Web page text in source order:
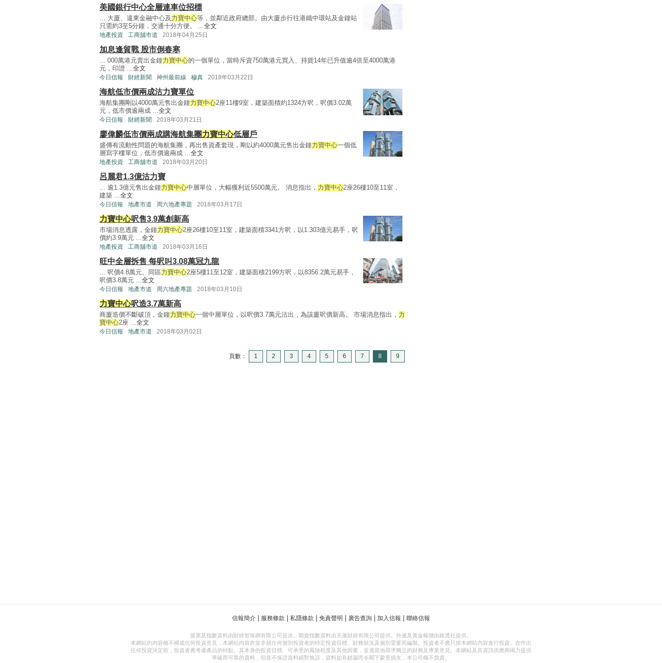
美國銀行中心全層連車位招標
... 大廈、遠東金融中心及 力寶中心等，並鄰近政府總部。由大廈步行往港鐵中環站及金鐘站
只需約3至5分鐘，交通十分方便。 ... 全文
地產投資 工商舖市道 2018年04月25日
加息逢貿戰 股市倒春寒
... 000萬港元賣出金鐘力寶中心的一個單位，當時斥資750萬港元買入、持貨14年已升值逾4倍至4000萬港
元，印證 ... 全文
今日信報 財經新聞 神州最前線 穆真 2018年03月22日
海航低市價兩成沽力寶單位
海航集團剛以4000萬元售出金鐘力寶中心2座11樓9室，建築面積約1324方呎，呎價3.02萬
元，低市價逾兩成 ... 全文
今日信報 財經新聞 2018年03月21日
廖偉麟低市價兩成購海航集團力寶中心低層戶
盛傳有流動性問題的海航集團，再出售資產套現，剛以約4000萬元售出金鐘力寶中心一個低
層寫字樓單位，低市價逾兩成 ... 全文
地產投資 工商舖市道 2018年03月20日
呂麗君1.3億沽力寶
... 逾1.3億元售出金鐘力寶中心中層單位，大幅獲利近5500萬元。 消息指出， 力寶中心2座26樓10至11室，
建築 ... 全文
今日信報 地產市道 周六地產專題 2018年03月17日
力寶中心呎售3.9萬創新高
市場消息透露，金鐘力寶中心2座26樓10至11室，建築面積3341方呎，以1.303億元易手，呎
價約3.9萬元 ... 全文
地產投資 工商舖市道 2018年03月16日
旺中全層拆售 每呎叫3.08萬冠九龍
... 呎價4.8萬元。同區力寶中心2座5樓11至12室，建築面積2199方呎，以8356.2萬元易手，
呎價3.8萬元 ... 全文
今日信報 地產市道 周六地產專題 2018年03月10日
力寶中心呎造3.7萬新高
商廈造價不斷破頂，金鐘力寶中心一個中層單位，以呎價3.7萬元沽出，為該廈呎價新高。 市場消息指出， 力
寶中心2座 ... 全文
今日信報 地產市道 2018年03月02日
頁數： 1 2 3 4 5 6 7 8 9
信報簡介 | 服務條款 | 私隱條款 | 免責聲明 | 廣告查詢 | 加入信報 | 聯絡信報
股票及指數資料由財經智珠網有限公司提供。期貨指數資料由天滙財經有限公司提供。外滙及黃金報價由路透社提供。
本網站的內容概不構成任何投資意見，本網站內容亦並非就任何個別投資者的特定投資目標、財務狀況及個別需要而編製。投資者不應只按本網站內容進行投資。在作出
任何投資決定前，投資者應考慮產品的特點、其本身的投資目標、可承受的風險程度及其他因素，並適當地尋求獨立的財務及專業意見。本網站及其資訊供應商竭力提供
準確而可靠的資料，但並不保證資料絕對無誤，資料如有錯漏而令閣下蒙受損失，本公司概不負責。